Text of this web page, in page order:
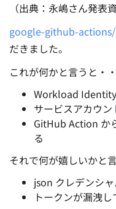
（出典：永嶋さん発表
google-github-
だきました。
これが何かと言うと・
Workload
サービスアカウ
GitHub Action か
る
それで何が嬉しいかと
json クレデンシ
トークンが漏洩